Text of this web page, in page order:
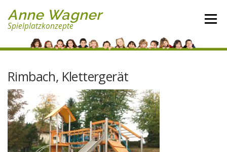
zum
Inhalt
Anne Wagner
Spielplatzkonzepte
Menü
Rimbach, Klettergerät